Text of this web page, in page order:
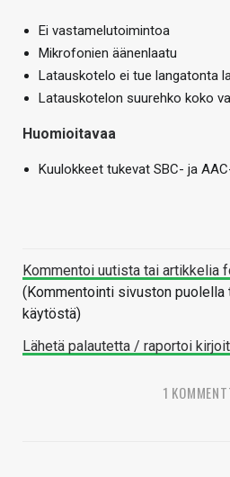
Ei vastamelutoimintoa
Mikrofonien äänenlaatu
Latauskotelo ei tue langatonta
Latauskotelon suurehko koko
Huomioitavaa
Kuulokkeet tukevat SBC- ja
Kommentoi uutista tai artikkelia
(Kommentointi sivuston
käytöstä)
Lähetä palautetta / raportoi
1